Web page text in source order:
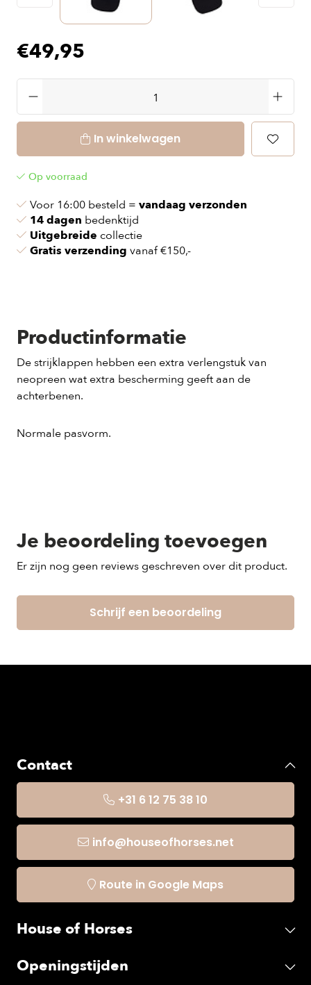
€49,95
In winkelwagen
Op voorraad
Voor 16:00 besteld = vandaag verzonden
14 dagen bedenktijd
Uitgebreide collectie
Gratis verzending vanaf €150,-
Productinformatie
De strijklappen hebben een extra verlengstuk van
neopreen wat extra bescherming geeft aan de
achterbenen.
Normale pasvorm.
Je beoordeling toevoegen
Er zijn nog geen reviews geschreven over dit product.
Schrijf een beoordeling
Contact
+31 6 12 75 38 10
info@houseofhorses.net
Route in Google Maps
House of Horses
Openingstijden